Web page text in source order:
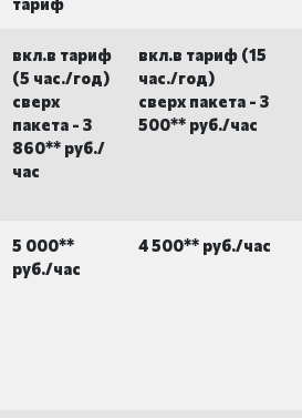
вкл.в тариф
(5 час./год)
сверх
пакета - 3
860** руб./
час
вкл.в тариф (15
час./год)
сверх пакета - 3
500** руб./час
5 000**
руб./час
4 500** руб./час